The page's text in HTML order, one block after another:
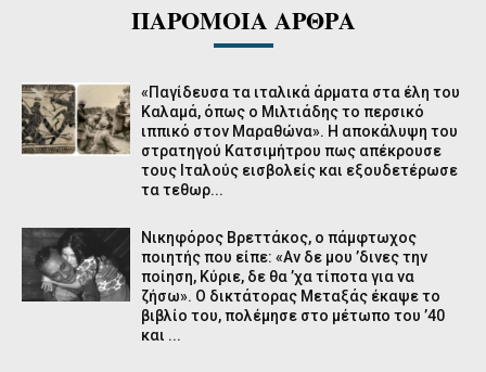
ΠΑΡΟΜΟΙΑ ΑΡΘΡΑ
«Παγίδευσα τα ιταλικά άρματα στα έλη του
Καλαμά, όπως ο Μιλτιάδης το περσικό
ιππικό στον Μαραθώνα». Η αποκάλυψη του
στρατηγού Κατσιμήτρου πως απέκρουσε
τους Ιταλούς εισβολείς και εξουδετέρωσε
τα τεθωρ...
Νικηφόρος Βρεττάκος, ο πάμφτωχος
ποιητής που είπε: «Αν δε μου ’δινες την
ποίηση, Κύριε, δε θα ’χα τίποτα για να
ζήσω». Ο δικτάτορας Μεταξάς έκαψε το
βιβλίο του, πολέμησε στο μέτωπο του ’40
και ...